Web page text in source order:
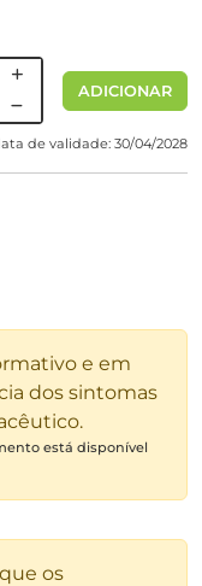
ADICIONAR
de validade: 30/04/2028
e em
dos sintomas
está disponível
os